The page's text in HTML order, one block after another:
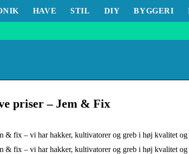
HAVE STIL DIY BYGGERI
priser – Jem & Fix
& fix – vi har hakker, kultivatorer og greb i høj kvalitet og
& fix – vi har hakker, kultivatorer og greb i høj kvalitet